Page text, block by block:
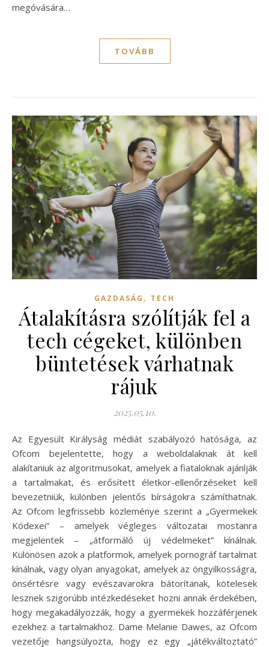
megóvására…
TOVÁBB
GAZDASÁG , TECH
Átalakításra szólítják fel a
tech cégeket, különben
büntetések várhatnak
rájuk
2025.05.10.
Az Egyesült Királyság médiát szabályozó hatósága, az
Ofcom bejelentette, hogy a weboldalaknak át kell
alakítaniuk az algoritmusokat, amelyek a fiataloknak ajánlják
a tartalmakat, és erősített életkor-ellenőrzéseket kell
bevezetniük, különben jelentős bírságokra számíthatnak.
Az Ofcom legfrissebb közleménye szerint a „Gyermekek
Kódexei” – amelyek végleges változatai mostanra
megjelentek – „átformáló új védelmeket” kínálnak.
Különösen azok a platformok, amelyek pornográf tartalmat
kínálnak, vagy olyan anyagokat, amelyek az öngyilkosságra,
önsértésre vagy evészavarokra bátorítanak, kötelesek
lesznek szigorúbb intézkedéseket hozni annak érdekében,
hogy megakadályozzák, hogy a gyermekek hozzáférjenek
ezekhez a tartalmakhoz. Dame Melanie Dawes, az Ofcom
vezetője hangsúlyozta, hogy ez egy „játékváltoztató”